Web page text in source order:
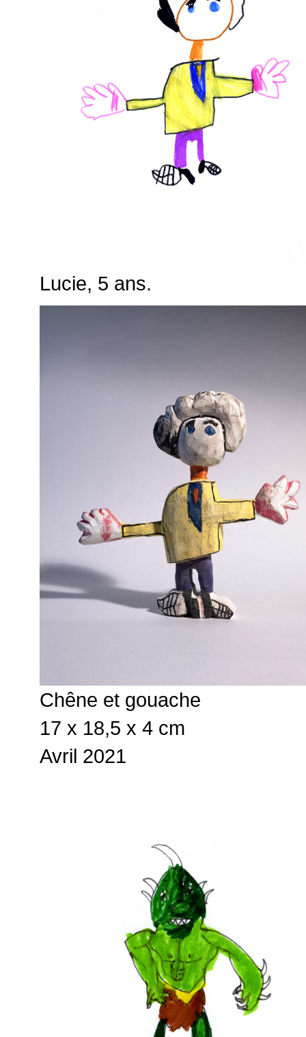
Lucie, 5 ans.
Chêne et gouache
17 x 18,5 x 4 cm
Avril 2021